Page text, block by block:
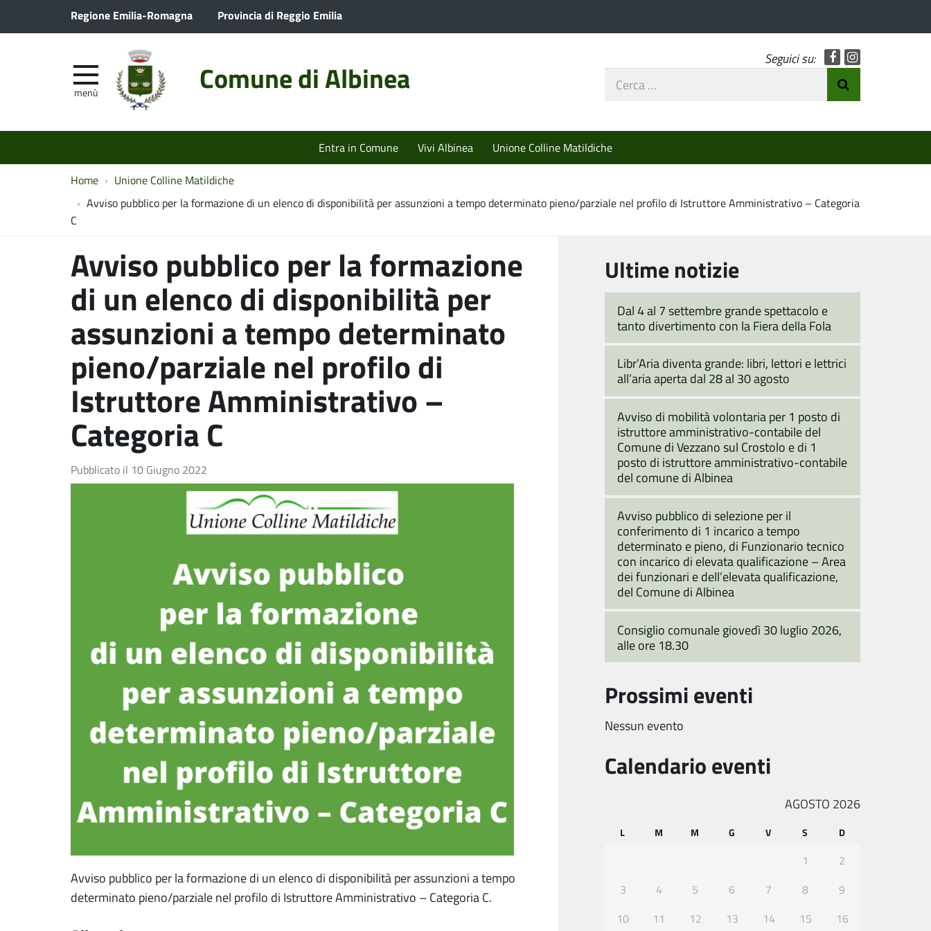
Regione Emilia-Romagna Provincia di Reggio Emilia
Comune di Albinea
menù
Seguici su: Facebook
Cerca
Entra in Comune Vivi Albinea Unione Colline Matildiche
Home
Unione Colline Matildiche
Avviso pubblico per la formazione di un elenco di disponibilità per assunzioni a tempo determinato pieno/parziale nel profilo di Istruttore Amministrativo – Categoria
C
Avviso pubblico per la formazione
di un elenco di disponibilità per
assunzioni a tempo determinato
pieno/parziale nel profilo di
Istruttore Amministrativo –
Categoria C
Pubblicato il 10 Giugno 2022
Avviso pubblico per la formazione di un elenco di disponibilità per assunzioni a tempo
determinato pieno/parziale nel profilo di Istruttore Amministrativo – Categoria C.
Ultime notizie
Dal 4 al 7 settembre grande spettacolo e
tanto divertimento con la Fiera della Fola
Libr’Aria diventa grande: libri, lettori e lettrici
all’aria aperta dal 28 al 30 agosto
Avviso di mobilità volontaria per 1 posto di
istruttore amministrativo-contabile del
Comune di Vezzano sul Crostolo e di 1
posto di istruttore amministrativo-contabile
del comune di Albinea
Avviso pubblico di selezione per il
conferimento di 1 incarico a tempo
determinato e pieno, di Funzionario tecnico
con incarico di elevata qualificazione – Area
dei funzionari e dell’elevata qualificazione,
del Comune di Albinea
Consiglio comunale giovedì 30 luglio 2026,
alle ore 18.30
Prossimi eventi
Nessun evento
Calendario eventi
AGOSTO 2026
L M M G V S D
1
2
3
4 5 6 7 8
9
10
11 12 13 14 15
16